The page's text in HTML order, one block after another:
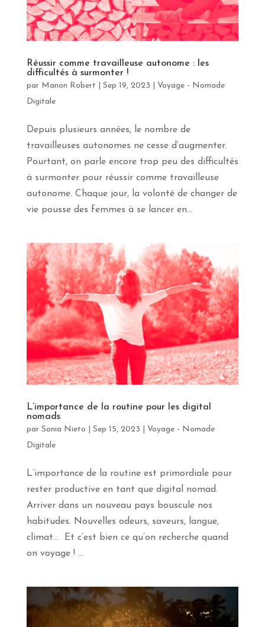
Réussir comme travailleuse autonome : les
difficultés à surmonter !
par Manon Robert Sep 19, 2023
Voyage - Nomade
Digitale
Depuis plusieurs années, le nombre de
travailleuses autonomes ne cesse d’augmenter.
Pourtant, on parle encore trop peu des difficultés
à surmonter pour réussir comme travailleuse
autonome. Chaque jour, la volonté de changer de
vie pousse des femmes à se lancer en...
L’importance de la routine pour les digital
nomads
par Sonia Nieto Sep 15, 2023
Voyage - Nomade
Digitale
L’importance de la routine est primordiale pour
rester productive en tant que digital nomad.
Arriver dans un nouveau pays bouscule nos
habitudes. Nouvelles odeurs, saveurs, langue,
climat… Et c’est bien ce qu’on recherche quand
on voyage ! ...